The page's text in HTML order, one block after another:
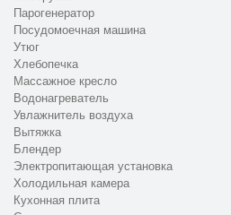
Парогенератор
Посудомоечная машина
Утюг
Хлебопечка
Массажное кресло
Водонагреватель
Увлажнитель воздуха
Вытяжка
Блендер
Электропитающая установка
Холодильная камера
Кухонная плита